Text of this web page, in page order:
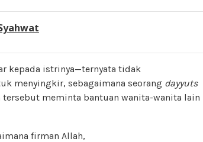
kepada istrinya—ternyata tidak
menyingkir, sebagaimana seorang dayyuts
meminta bantuan wanita-wanita lain
firman Allah,